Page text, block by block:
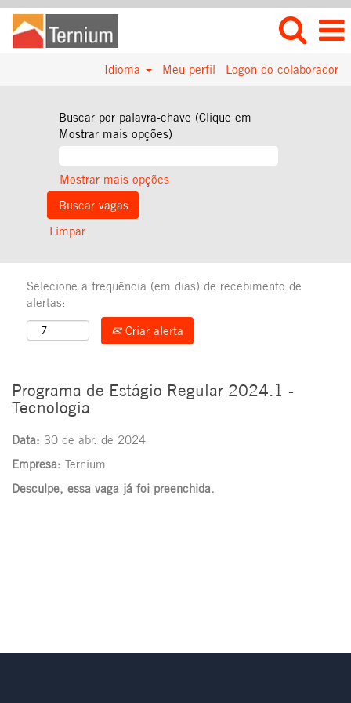
Idioma Meu perfil Logon do colaborador
Buscar por palavra-chave (Clique em
Mostrar mais opções)
Mostrar mais opções
Limpar
Selecione a frequência (em dias) de recebimento de
alertas:
Criar alerta
Programa de Estágio Regular 2024.1 -
Tecnologia
Data: 30 de abr. de 2024
Empresa: Ternium
Desculpe, essa vaga já foi preenchida.